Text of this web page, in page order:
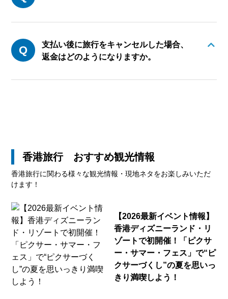
支払い後に旅行をキャンセルした場合、
返金はどのようになりますか。
香港旅行 おすすめ観光情報
香港旅行に関わる様々な観光情報・現地ネタをお楽しみいただ
けます！
【2026最新イベント情報】
香港ディズニーランド・リ
ゾートで初開催！「ピクサ
ー・サマー・フェス」で“ピ
クサーづくし”の夏を思いっ
きり満喫しよう！